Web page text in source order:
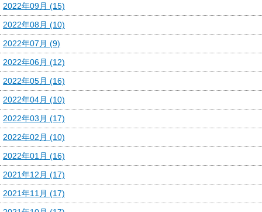
2022年09月 (15)
2022年08月 (10)
2022年07月 (9)
2022年06月 (12)
2022年05月 (16)
2022年04月 (10)
2022年03月 (17)
2022年02月 (10)
2022年01月 (16)
2021年12月 (17)
2021年11月 (17)